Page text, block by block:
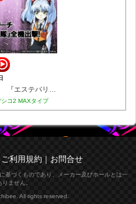
ダブルリーチ 『エステバリス隊』全機出撃!
コ2 MAXタイプ
ご利用規約 ｜ お問合せ
基づくものであり、メーカー及びホールとは一
ません。
All rights reserved.